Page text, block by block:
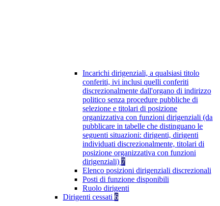
Incarichi dirigenziali, a qualsiasi titolo
conferiti, ivi inclusi quelli conferiti
discrezionalmente dall'organo di indirizzo
politico senza procedure pubbliche di
selezione e titolari di posizione
organizzativa con funzioni dirigenziali (da
pubblicare in tabelle che distinguano le
seguenti situazioni: dirigenti, dirigenti
individuati discrezionalmente, titolari di
posizione organizzativa con funzioni
dirigenziali) 7
Elenco posizioni dirigenziali discrezionali
Posti di funzione disponibili
Ruolo dirigenti
Dirigenti cessati 6